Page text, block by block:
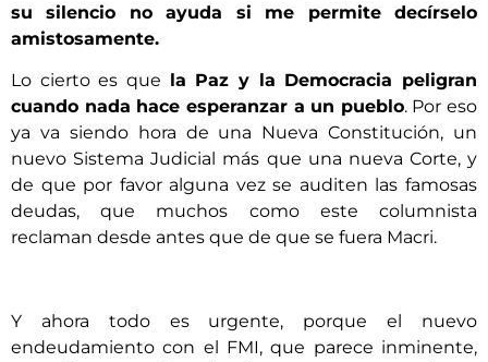
su silencio no ayuda si me permite decírselo
amistosamente.
Lo cierto es que la Paz y la Democracia peligran
cuando nada hace esperanzar a un pueblo. Por eso
ya va siendo hora de una Nueva Constitución, un
nuevo Sistema Judicial más que una nueva Corte, y
de que por favor alguna vez se auditen las famosas
deudas, que muchos como este columnista
reclaman desde antes que de que se fuera Macri.
Y ahora todo es urgente, porque el nuevo
endeudamiento con el FMI, que parece inminente,